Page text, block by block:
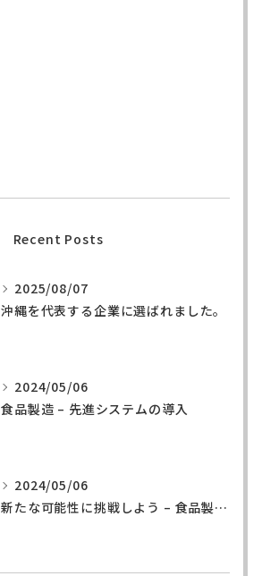
Recent Posts
2025/08/07
沖縄を代表する企業に選ばれました。
2024/05/06
食品製造 – 先進システムの導入
2024/05/06
新たな可能性に挑戦しよう – 食品製造の世界へ